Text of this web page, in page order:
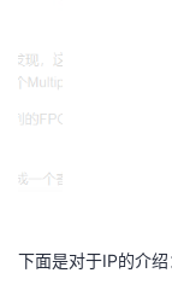
下面是对于IP的介绍